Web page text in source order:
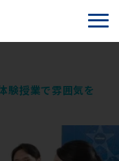
験授業で雰囲気を